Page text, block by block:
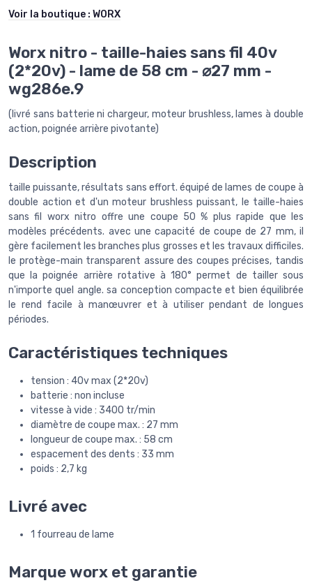
Voir la boutique : WORX
Worx nitro - taille-haies sans fil 40v
(2*20v) - lame de 58 cm - ⌀27 mm -
wg286e.9
(livré sans batterie ni chargeur, moteur brushless, lames à double
action, poignée arrière pivotante)
Description
taille puissante, résultats sans effort. équipé de lames de coupe à
double action et d'un moteur brushless puissant, le taille-haies
sans fil worx nitro offre une coupe 50 % plus rapide que les
modèles précédents. avec une capacité de coupe de 27 mm, il
gère facilement les branches plus grosses et les travaux difficiles.
le protège-main transparent assure des coupes précises, tandis
que la poignée arrière rotative à 180° permet de tailler sous
n'importe quel angle. sa conception compacte et bien équilibrée
le rend facile à manœuvrer et à utiliser pendant de longues
périodes.
Caractéristiques techniques
tension : 40v max (2*20v)
batterie : non incluse
vitesse à vide : 3400 tr/min
diamètre de coupe max. : 27 mm
longueur de coupe max. : 58 cm
espacement des dents : 33 mm
poids : 2,7 kg
Livré avec
1 fourreau de lame
Marque worx et garantie